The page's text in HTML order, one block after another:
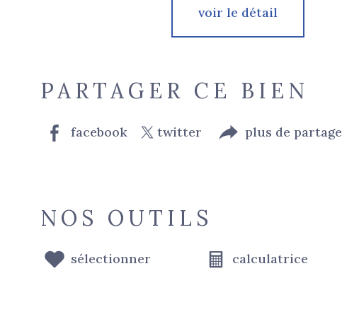
voir le détail
PARTAGER CE BIEN
facebook twitter plus de partage
NOS OUTILS
sélectionner calculatrice